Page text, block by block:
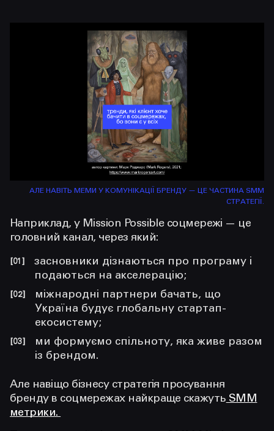
АЛЕ НАВІТЬ МЕМИ У КОМУНІКАЦІЇ БРЕНДУ — ЦЕ ЧАСТИНА SMM
СТРАТЕГІЇ.
Наприклад, у Mission Possible соцмережі — це
головний канал, через який:
засновники дізнаються про програму і
подаються на акселерацію;
міжнародні партнери бачать, що
Україна будує глобальну стартап-
екосистему;
ми формуємо спільноту, яка живе разом
із брендом.
Але навіщо бізнесу стратегія просування
бренду в соцмережах найкраще скажуть SMM
метрики.